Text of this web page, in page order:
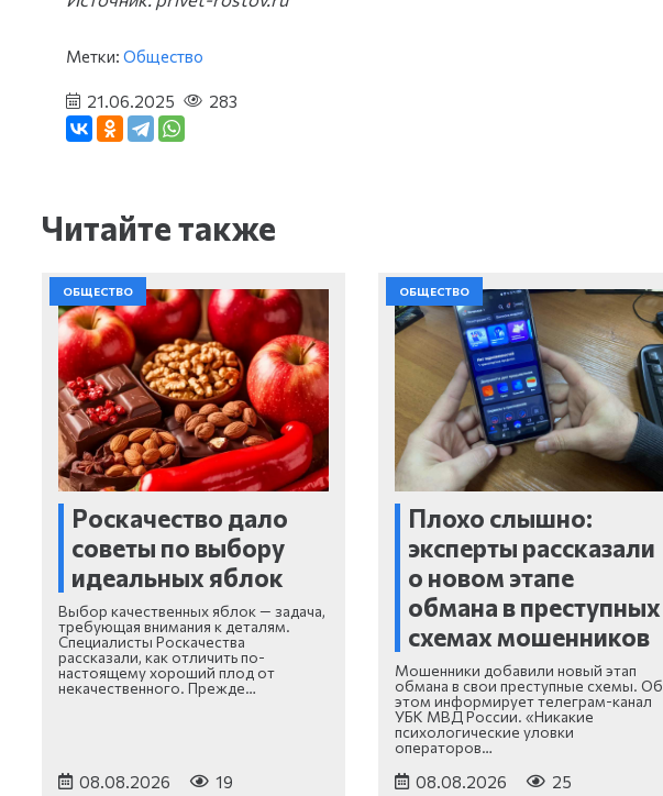
Метки: Общество
21.06.2025 283
Читайте также
ОБЩЕСТВО
Роскачество дало
советы по выбору
идеальных яблок
Выбор качественных яблок — задача,
требующая внимания к деталям.
Специалисты Роскачества
рассказали, как отличить по-
настоящему хороший плод от
некачественного. Прежде…
08.08.2026 19
ОБЩЕСТВО
Плохо слышно:
эксперты рассказали
о новом этапе
обмана в преступных
схемах мошенников
Мошенники добавили новый этап
обмана в свои преступные схемы. Об
этом информирует телеграм-канал
УБК МВД России. «Никакие
психологические уловки
операторов…
08.08.2026 25